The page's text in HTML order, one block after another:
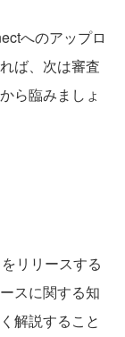
へのアップロ
ば、次は審査
ら臨みましょ
リリースする
スに関する知
解説すること